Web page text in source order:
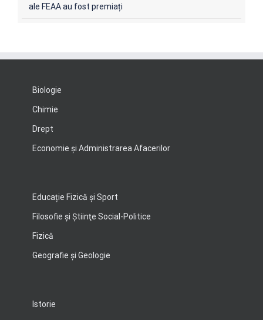
ale FEAA au fost premiați
Biologie
Chimie
Drept
Economie şi Administrarea Afacerilor
Educație Fizică și Sport
Filosofie şi Ştiinţe Social-Politice
Fizică
Geografie şi Geologie
Istorie